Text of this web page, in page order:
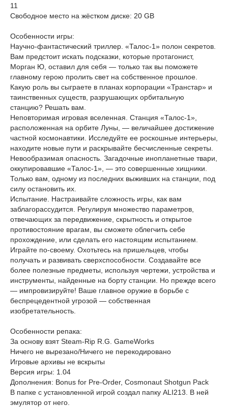
11
Cвободное место на жёстком диске: 20 GB
Особенности игры:
Научно-фантастический триллер. «Талос-1» полон секретов.
Вам предстоит искать подсказки, которые протагонист,
Морган Ю, оставил для себя — только так вы поможете
главному герою пролить свет на собственное прошлое.
Какую роль вы сыграете в планах корпорации «Транстар» и
таинственных существ, разрушающих орбитальную
станцию? Решать вам.
Неповторимая игровая вселенная. Станция «Талос-1»,
расположенная на орбите Луны, — величайшее достижение
частной космонавтики. Исследуйте ее роскошные интерьеры,
находите новые пути и раскрывайте бесчисленные секреты.
Невообразимая опасность. Загадочные инопланетные твари,
оккупировавшие «Талос-1», — это совершенные хищники.
Только вам, одному из последних выживших на станции, под
силу остановить их.
Испытание. Настраивайте сложность игры, как вам
заблагорассудится. Регулируя множество параметров,
отвечающих за передвижение, скрытность и открытое
противостояние врагам, вы сможете облегчить себе
прохождение, или сделать его настоящим испытанием.
Играйте по-своему. Охотьтесь на пришельцев, чтобы
получать и развивать сверхспособности. Создавайте все
более полезные предметы, используя чертежи, устройства и
инструменты, найденные на борту станции. Но прежде всего
— импровизируйте! Ваше главное оружие в борьбе с
беспрецедентной угрозой — собственная
изобретательность.
Особенности репака:
За основу взят Steam-Rip R.G. GameWorks
Ничего не вырезано/Ничего не перекодировано
Игровые архивы не вскрыты
Версия игры: 1.04
Дополнения: Bonus for Pre-Order, Cosmonaut Shotgun Pack
В папке с установленной игрой создал папку ALI213. В ней
эмулятор от него.